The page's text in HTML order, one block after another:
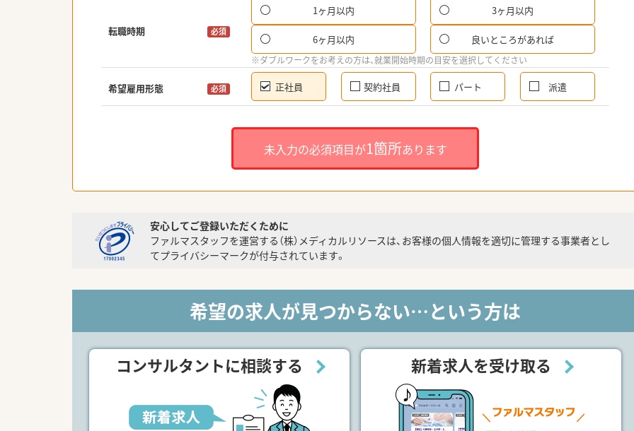
転職時期 必須
1ヶ月以内 3ヶ月以内
6ヶ月以内 良いところがあれば
※ダブルワークをお考えの方は、就業開始時期の目安を選択してください
希望雇用形態 必須 正社員 契約社員 パート 派遣
未入力の必須項目が1箇所あります
安心してご登録いただくために
ファルマスタッフを運営する（株）メディカルリソースは、お客様の個人情報を適切に管理する事業者とし
てプライバシーマークが付与されています。
希望の求人が見つからない…という方は
コンサルタントに相談する 新着求人を受け取る